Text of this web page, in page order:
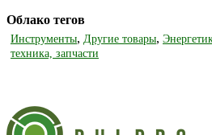
Облако тегов
Инструменты, Другие товары,
техника, запчасти